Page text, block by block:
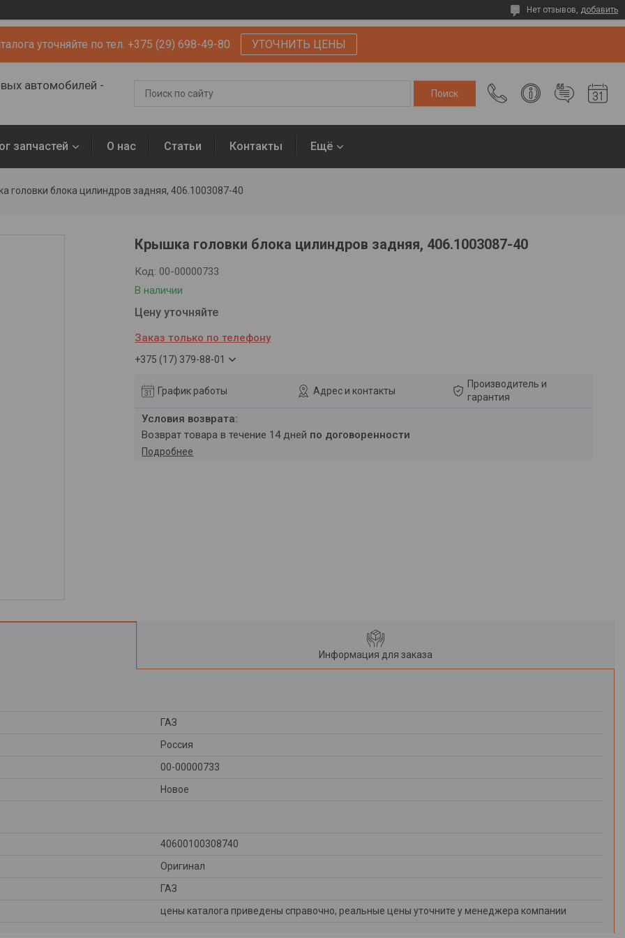
Нет отзывов, добавить
уточняйте по тел. +375 (29) 698-49-80 УТОЧНИТЬ ЦЕНЫ
автомобилей -
запчастей О нас Статьи Контакты Ещё
головки блока цилиндров задняя, 406.1003087-40
Крышка головки блока цилиндров задняя, 406.1003087-40
В наличии
Код: 00-00000733
Цену уточняйте
Заказ только по телефону
+375 (17) 379-88-01
График работы Адрес и контакты
Производитель и
гарантия
возврат товара в течение 14 дней по договоренности
Подробнее
Информация для заказа
ГАЗ
Россия
00-00000733
Новое
40600100308740
Оригинал
ГАЗ
цены каталога приведены справочно, реальные цены уточните у менеджера компании